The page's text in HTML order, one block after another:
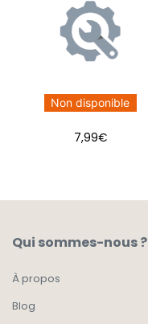
Non disponible
7,99€
Qui sommes-nous ?
À propos
Blog